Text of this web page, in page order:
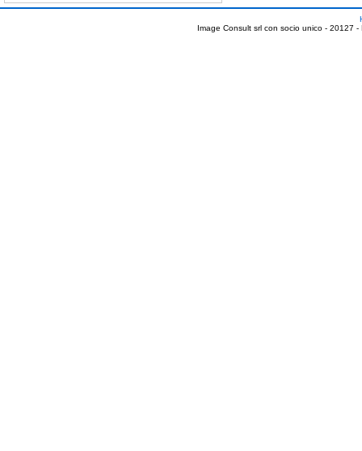
Image Consult srl con socio unico - 20127